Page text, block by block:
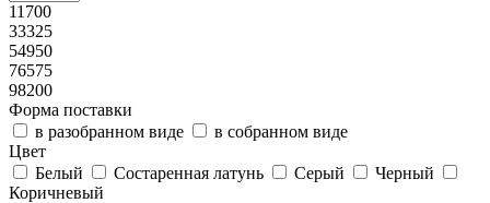
11700
33325
54950
76575
98200
Форма поставки
в разобранном виде
в собранном виде
Цвет
Белый
Состаренная латунь Серый
Черный
Коричневый